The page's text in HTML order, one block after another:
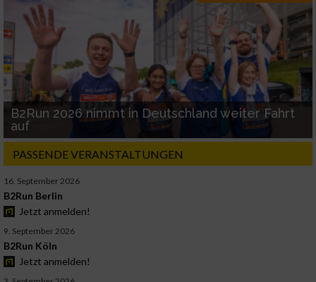
B2Run 2026 nimmt in Deutschland weiter Fahrt
auf
PASSENDE VERANSTALTUNGEN
16. September 2026
B2Run Berlin
Jetzt anmelden!
9. September 2026
B2Run Köln
Jetzt anmelden!